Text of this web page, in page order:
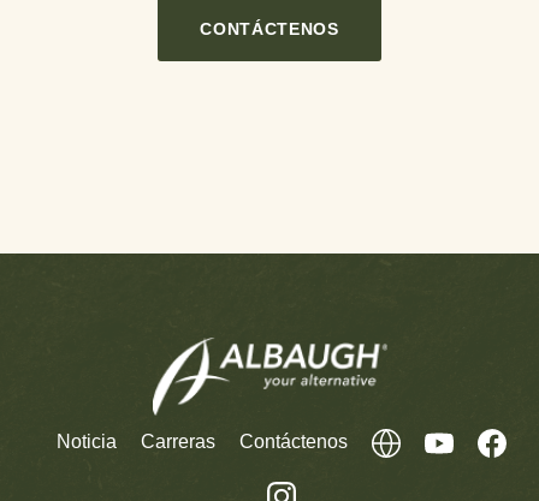
CONTÁCTENOS
Noticia Carreras Contáctenos